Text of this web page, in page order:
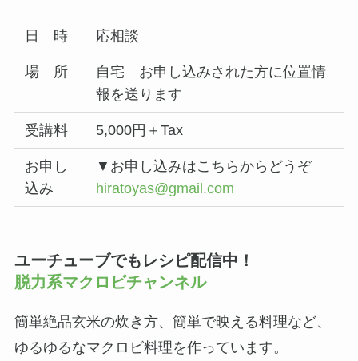
日 時 応相談
場 所
自宅 お申し込みされた方に位置情
報を送ります
受講料 5,000円＋Tax
お申し
込み
▼お申し込みはこちらからどうぞ
hiratoyas@gmail.com
ユーチューブでもレシピ配信中！
脱力系マクロビチャンネル
簡単絶品玄米の炊き方、簡単で映える料理など、
ゆるゆるなマクロビ料理を作っています。